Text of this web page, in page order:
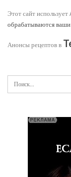
Этот сайт
обрабатываются
Анонсы рецептов в